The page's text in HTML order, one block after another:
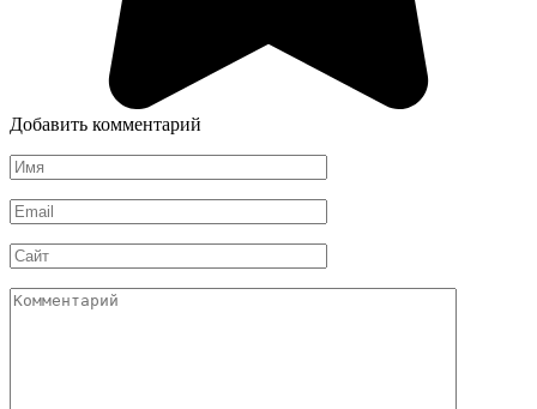
Добавить комментарий
Имя
*
Email
*
Сайт
Комментарий